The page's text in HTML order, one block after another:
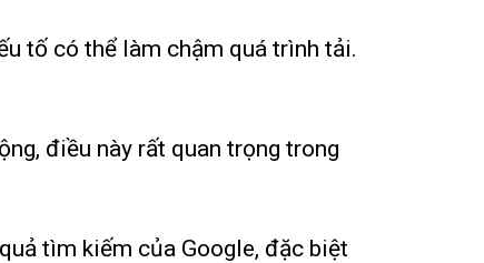
tố có thể làm chậm quá trình tải.
điều này rất quan trọng trong
tìm kiếm của Google, đặc biệt